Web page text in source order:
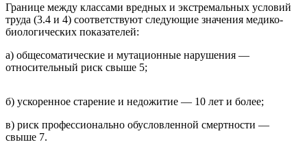
Границе между классами вредных и экстремальных условий
труда (3.4 и 4) соответствуют следующие значения медико-
биологических показателей:
а) общесоматические и мутационные нарушения —
относительный риск свыше 5;
б) ускоренное старение и недожитие — 10 лет и более;
в) риск профессионально обусловленной смертности —
свыше 7.